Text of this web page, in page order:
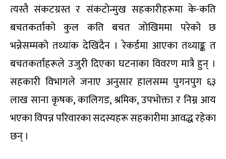
त्यस्तै संकटग्रस्त र संकटोन्मुख सहकारीहरूमा के-कति
बचतकर्ताको कुल कति बचत जोखिममा परेको छ
भन्नेसम्मको तथ्यांक देखिंदैन । रेकर्डमा आएका तथ्याङ्क त
बचतकर्ताहरूले उजुरी दिएका घटनाका विवरण मात्रै हुन् ।
सहकारी विभागले जनाए अनुसार हालसम्म पुगनपुग ६३
लाख साना कृषक, कालिगड, श्रमिक, उपभोक्ता र निम्न आय
भएका विपन्न परिवारका सदस्यहरू सहकारीमा आवद्ध रहेका
छन् ।